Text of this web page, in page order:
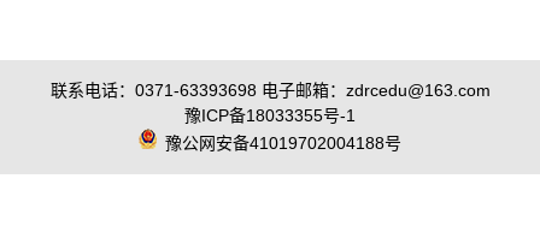
联系电话：0371-63393698 电子邮箱：zdrcedu@163.com
豫ICP备18033355号-1
豫公网安备41019702004188号